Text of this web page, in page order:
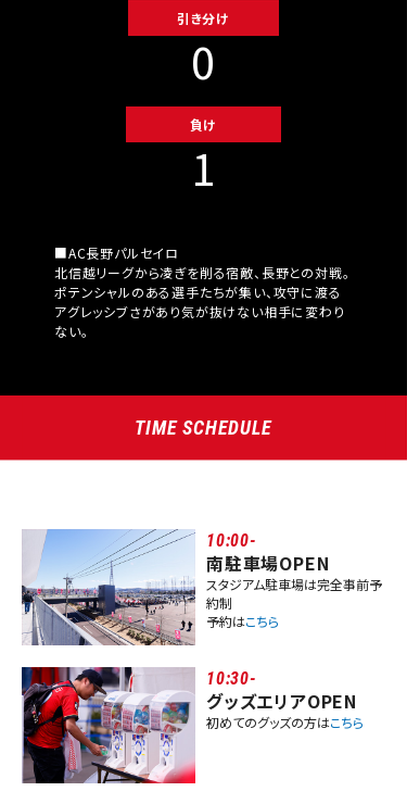
引き分け
0
負け
1
■AC長野パルセイロ
北信越リーグから凌ぎを削る宿敵、長野との対戦。
ポテンシャルのある選手たちが集い、攻守に渡る
アグレッシブさがあり気が抜けない相手に変わり
ない。
TIME SCHEDULE
10:00-
南駐車場OPEN
スタジアム駐車場は完全事前予
約制
予約はこちら
10:30-
グッズエリアOPEN
初めてのグッズの方はこちら